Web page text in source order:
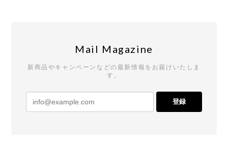
Mail Magazine
新商品やキャンペーンなどの最新情報をお届けいたしま
す。
登録